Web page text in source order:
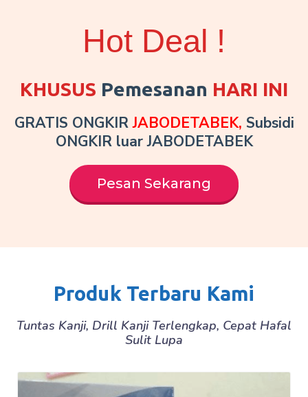
Hot Deal !
KHUSUS Pemesanan HARI INI
GRATIS ONGKIRJABODETABEK, Subsidi
ONGKIR luar JABODETABEK
Pesan Sekarang
Produk Terbaru Kami
Tuntas Kanji, Drill Kanji Terlengkap, Cepat Hafal
Sulit Lupa